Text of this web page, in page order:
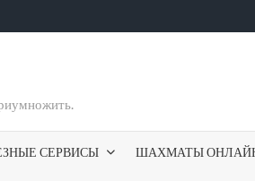
СЕРВИСЫ ШАХМАТЫ